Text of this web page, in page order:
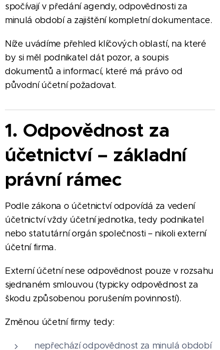
spočívají v předání agendy, odpovědnosti za
minulá období a zajištění kompletní dokumentace.
Níže uvádíme přehled klíčových oblastí, na které
by si měl podnikatel dát pozor, a soupis
dokumentů a informací, které má právo od
původní účetní požadovat.
1. Odpovědnost za
účetnictví – základní
právní rámec
Podle zákona o účetnictví odpovídá za vedení
účetnictví vždy účetní jednotka, tedy podnikatel
nebo statutární orgán společnosti – nikoli externí
účetní firma.
Externí účetní nese odpovědnost pouze v rozsahu
sjednaném smlouvou (typicky odpovědnost za
škodu způsobenou porušením povinností).
Změnou účetní firmy tedy:
nepřechází odpovědnost za minulá období